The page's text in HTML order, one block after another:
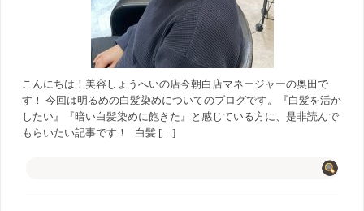
こんにちは！美容しょうへいの店今朝白店マネージャーの奥田で
す！ 今回は明るめの白髪染めについてのブログです。『白髪を活か
したい』『暗い白髪染めに飽きた』と感じている方に、是非読んで
もらいたい記事です！ 白髪 […]